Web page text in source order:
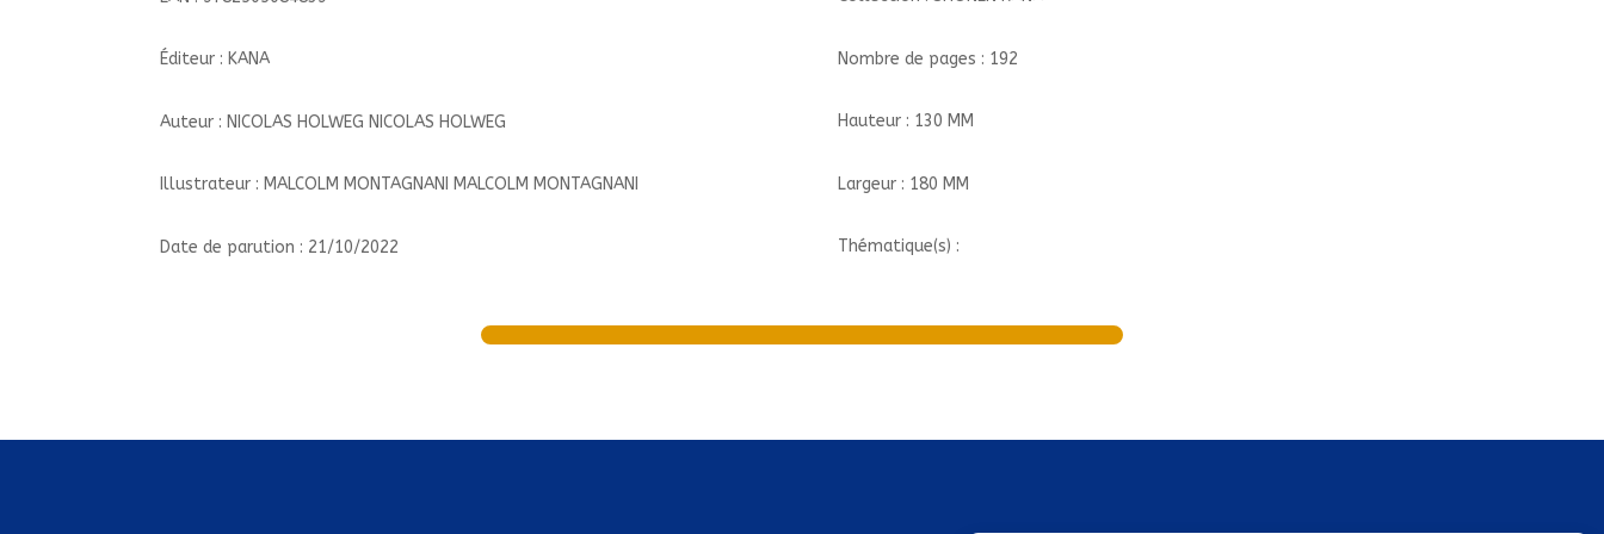
Éditeur : KANA
Auteur : NICOLAS HOLWEG NICOLAS HOLWEG
Illustrateur : MALCOLM MONTAGNANI MALCOLM MONTAGNANI
Date de parution : 21/10/2022
Nombre de pages : 192
Hauteur : 130 MM
Largeur : 180 MM
Thématique(s) :